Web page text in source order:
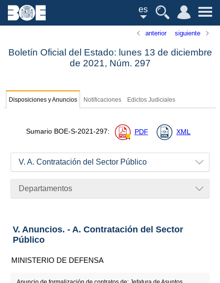
es
anterior siguiente
Boletín Oficial del Estado: lunes 13 de diciembre
de 2021, Núm. 297
Disposiciones y Anuncios Notificaciones Edictos Judiciales
Sumario BOE-S-2021-297: PDF XML
V. A. Contratación del Sector Público
Departamentos
V. Anuncios. - A. Contratación del Sector
Público
MINISTERIO DE DEFENSA